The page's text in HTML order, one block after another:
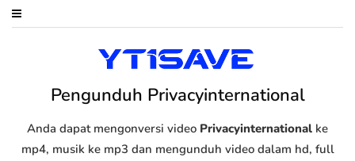
Pengunduh Privacyinternational
Anda dapat mengonversi video Privacyinternational ke
mp4, musik ke mp3 dan mengunduh video dalam hd, full